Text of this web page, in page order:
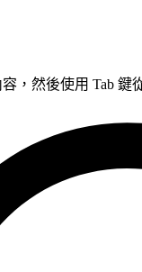
，然後使用 Tab 鍵